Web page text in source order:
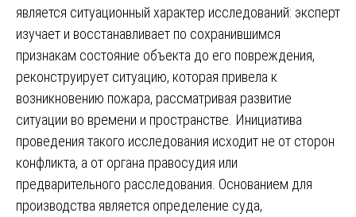
является ситуационный характер исследований: эксперт
изучает и восстанавливает по сохранившимся
признакам состояние объекта до его повреждения,
реконструирует ситуацию, которая привела к
возникновению пожара, рассматривая развитие
ситуации во времени и пространстве. Инициатива
проведения такого исследования исходит не от сторон
конфликта, а от органа правосудия или
предварительного расследования. Основанием для
производства является определение суда,